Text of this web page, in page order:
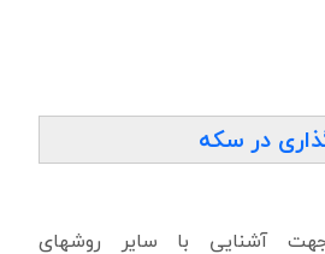
در سکه
آشنایی با سایر روشهای